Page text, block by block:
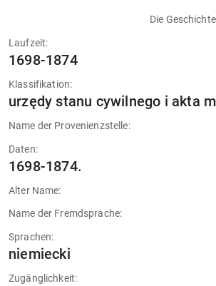
Die
Laufzeit:
1698-1874
Klassifikation:
urzędy stanu cywilnego i akta
Name der Provenienzstelle:
Daten:
1698-1874.
Alter Name:
Name der Fremdsprache:
Sprachen:
niemiecki
Zugänglichkeit: